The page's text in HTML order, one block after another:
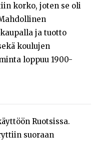
korko, joten se oli
ja tuotto
koulujen
loppuu 1900-
Ruotsissa.
suoraan